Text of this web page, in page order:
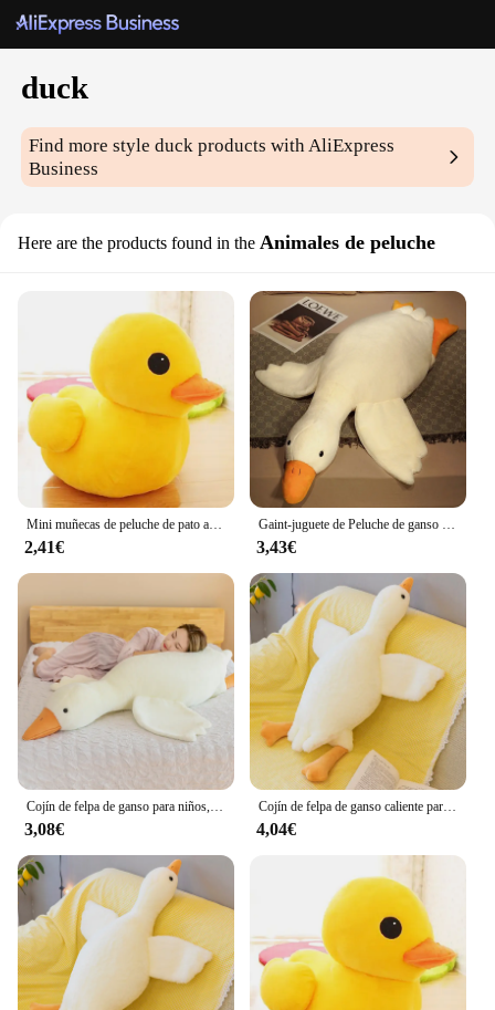
duck
Find more styleduck products with AliExpress
Business
Here are the products found in the Animales de peluche
Mini muñecas de peluche de pato amarillo grande Kawaii, juguetes de animales de peluche de dibujos animados, lindos y suaves, regalos de cumpleaños para niños y niñas
2,41€
Gaint-juguete de Peluche de ganso blanco para niños, almohada Huging de pato amarillo, Súper suave, regalos de cumpleaños
3,43€
Cojín de felpa de ganso para niños, almohada de pato suave para dormir, cojín de sofá, juguete de regalo de cumpleaños para novia, 50/90/130CM
3,08€
Cojín de felpa de ganso caliente para niños, almohada de pato suave para dormir, cojín para sofá, regalo de cumpleaños para novia, 50/130CM
4,04€